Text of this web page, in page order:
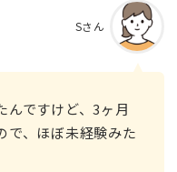
Sさん
んですけど、3ヶ月
で、ほぼ未経験みた